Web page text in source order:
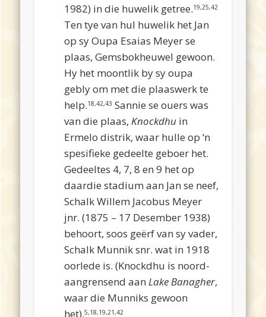
1982) in die huwelik getree.19,25,42
Ten tye van hul huwelik het Jan
op sy Oupa Esaias Meyer se
plaas, Gemsbokheuwel gewoon.
Hy het moontlik by sy oupa
gebly om met die plaaswerk te
help.18,42,43 Sannie se ouers was
van die plaas,Knockdhu in
Ermelo distrik, waar hulle op ‘n
spesifieke gedeelte geboer het.
Gedeeltes 4, 7, 8 en 9 het op
daardie stadium aan Jan se neef,
Schalk Willem Jacobus Meyer
jnr. (1875 – 17 Desember 1938)
behoort, soos geërf van sy vader,
Schalk Munnik snr. wat in 1918
oorlede is. (Knockdhu is noord-
aangrensend aanLake Banagher,
waar die Munniks gewoon
het).5,18,19,21,42